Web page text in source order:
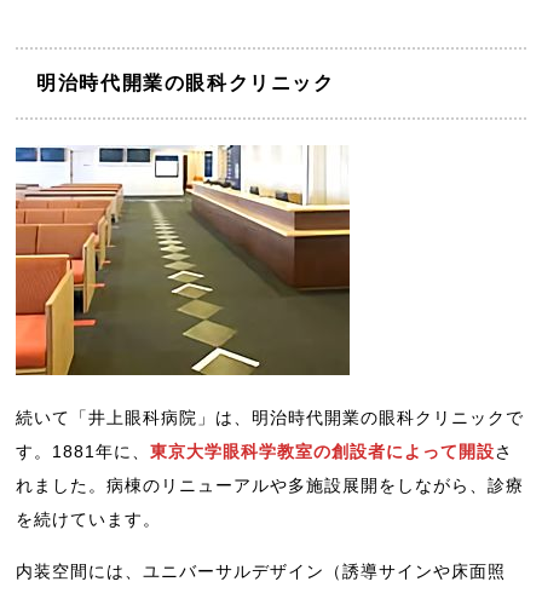
明治時代開業の眼科クリニック
続いて「井上眼科病院」は、明治時代開業の眼科クリニックで
す。1881年に、東京大学眼科学教室の創設者によって開設さ
れました。病棟のリニューアルや多施設展開をしながら、診療
を続けています。
内装空間には、ユニバーサルデザイン（誘導サインや床面照